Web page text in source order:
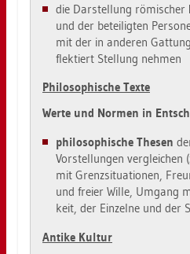
die Dar­stel­lung rö­mi­scher
und der be­tei­lig­ten
mit der in an­de­ren
flek­tiert Stel­lung neh­men
Phi­lo­so­phi­sche Texte
Werte und Nor­men in
phi­lo­so­phi­sche The­sen
Vor­stel­lun­gen ver­glei­chen
mit Grenz­si­tua­tio­nen,
und frei­er Wille, Um­gang
keit, der Ein­zel­ne und der
An­ti­ke Kul­tur